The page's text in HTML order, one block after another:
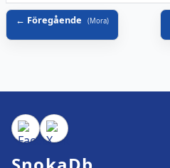
Föregående (Mora)